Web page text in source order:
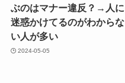
ぶのはマナー違反？→人に
迷惑かけてるのがわからな
い人が多い
2024-05-05